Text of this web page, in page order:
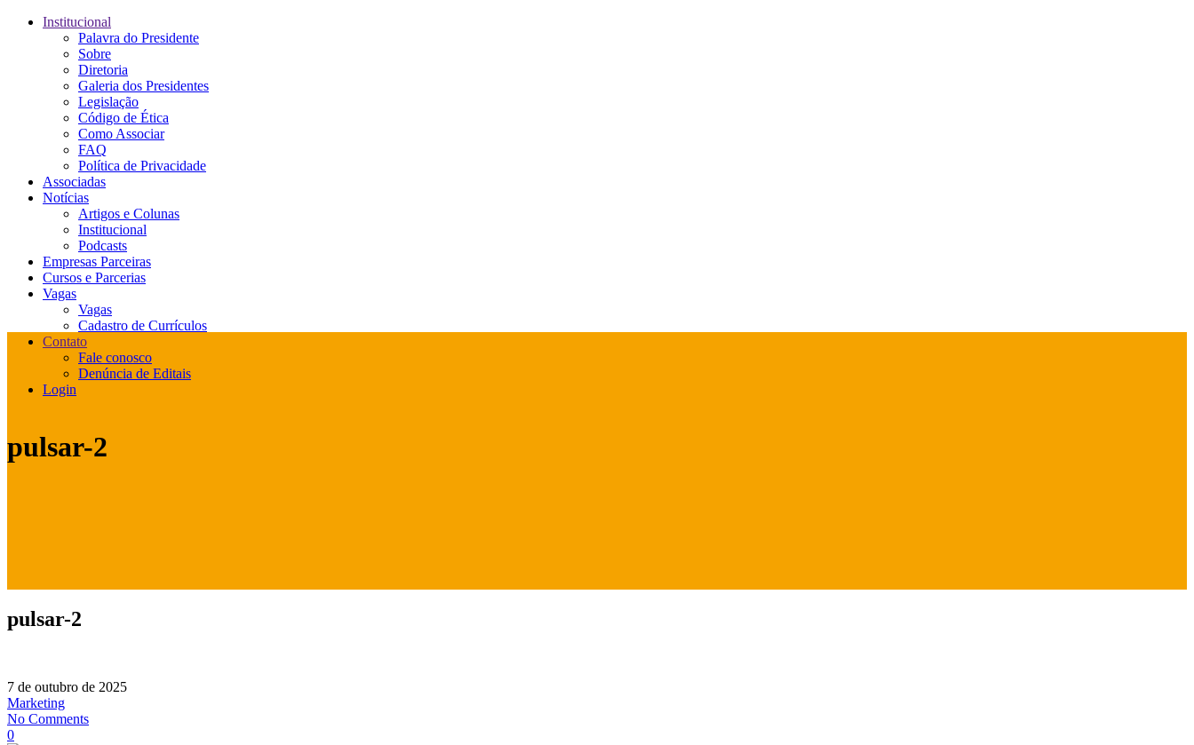
Institucional
Palavra do Presidente
Sobre
Diretoria
Galeria dos Presidentes
Legislação
Código de Ética
Como Associar
FAQ
Política de Privacidade
Associadas
Notícias
Artigos e Colunas
Institucional
Podcasts
Empresas Parceiras
Cursos e Parcerias
Vagas
Vagas
Cadastro de Currículos
Contato
Fale conosco
Denúncia de Editais
Login
pulsar-2
pulsar-2
7 de outubro de 2025
Marketing
No Comments
0